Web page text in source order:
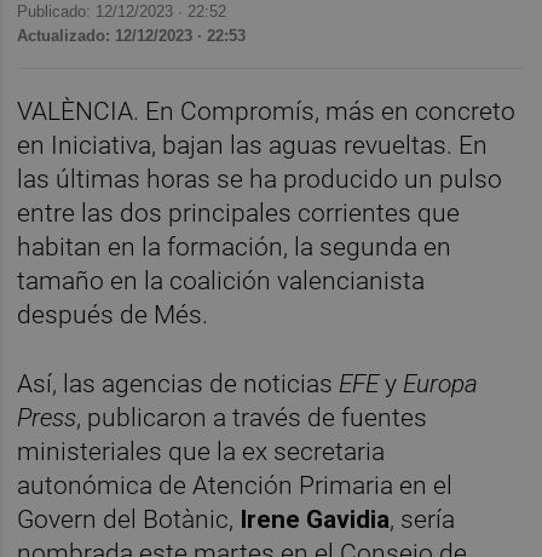
Publicado: 12/12/2023 · 22:52
Actualizado: 12/12/2023 · 22:53
VALÈNCIA. En Compromís, más en concreto
en Iniciativa, bajan las aguas revueltas. En
las últimas horas se ha producido un pulso
entre las dos principales corrientes que
habitan en la formación, la segunda en
tamaño en la coalición valencianista
después de Més.
Así, las agencias de noticias EFEy Europa
Press, publicaron a través de fuentes
ministeriales que la ex secretaria
autonómica de Atención Primaria en el
Govern del Botànic, Irene Gavidia, sería